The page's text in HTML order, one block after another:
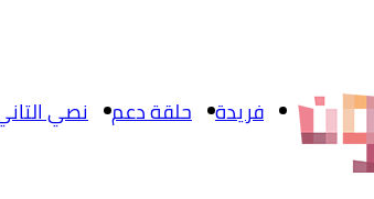
فريدة حلقة دعم نصي